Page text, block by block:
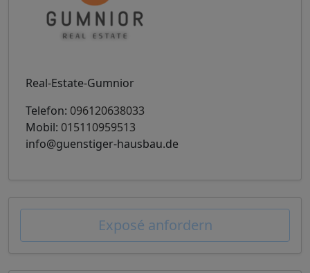
Real-Estate-Gumnior
Telefon: 096120638033
Mobil: 015110959513
info@guenstiger-hausbau.de
Exposé anfordern